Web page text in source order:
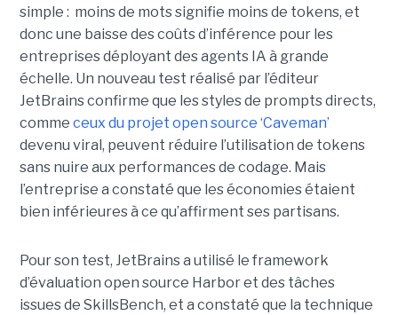
simple : moins de mots signifie moins de tokens, et
donc une baisse des coûts d’inférence pour les
entreprises déployant des agents IA à grande
échelle. Un nouveau test réalisé par l’éditeur
JetBrains confirme que les styles de prompts directs,
comme ceux du projet open source ‘Caveman’
devenu viral, peuvent réduire l’utilisation de tokens
sans nuire aux performances de codage. Mais
l’entreprise a constaté que les économies étaient
bien inférieures à ce qu’affirment ses partisans.
Pour son test, JetBrains a utilisé le framework
d’évaluation open source Harbor et des tâches
issues de SkillsBench, et a constaté que la technique